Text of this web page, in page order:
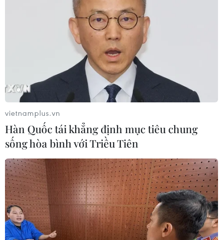
Một vị khách nước ngoài đang ghi lại hình ảnh ngôi chùa. (Ảnh:
Minh Hiếu/Vietnam+)
vietnamplus.vn
Hàn Quốc tái khẳng định mục tiêu chung
sống hòa bình với Triều Tiên